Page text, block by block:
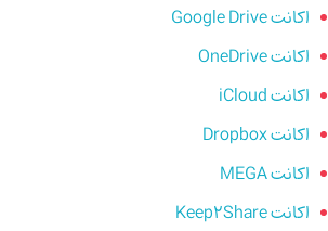
اکانت Google Drive
اکانت OneDrive
اکانت iCloud
اکانت Dropbox
اکانت MEGA
اکانت Keep2Share